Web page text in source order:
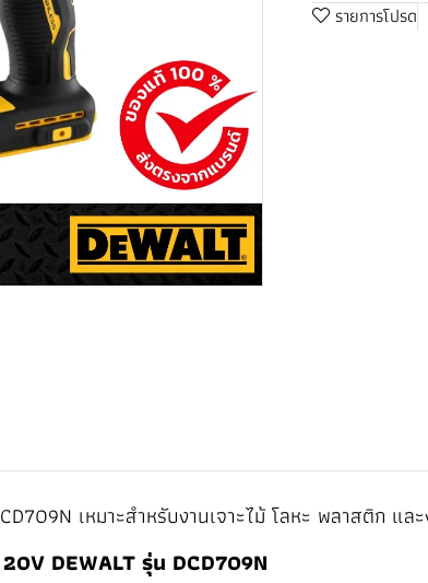
รายการโปรด
เหมาะสำหรับงานเจาะไม้ โลหะ พลาสติก แล
DEWALT รุ่น DCD709N